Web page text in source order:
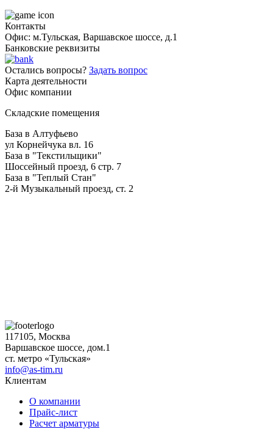
Контакты
Офис: м.Тульская, Варшавское шоссе, д.1
Банковские реквизиты
Остались вопросы? Задать вопрос
Карта деятельности
Офис компании
Складские помещения
База в Алтуфьево
ул Корнейчука вл. 16
База в "Текстильщики"
Шоссейный проезд, 6 стр. 7
База в "Теплый Стан"
2-й Музыкальный проезд, ст. 2
117105, Москва
Варшавское шоссе, дом.1
ст. метро «Тульская»
info@as-tim.ru
Клиентам
О компании
Прайс-лист
Расчет арматуры